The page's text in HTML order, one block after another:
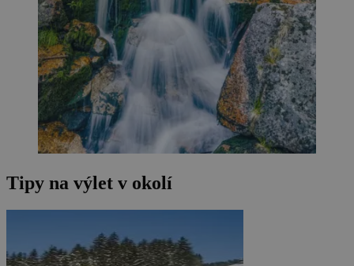
Tipy na výlet v okolí